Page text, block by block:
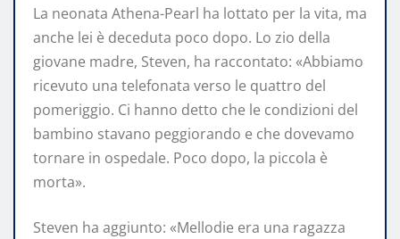
La neonata Athena-Pearl ha lottato per la vita, ma
anche lei è deceduta poco dopo. Lo zio della
giovane madre, Steven, ha raccontato: «Abbiamo
ricevuto una telefonata verso le quattro del
pomeriggio. Ci hanno detto che le condizioni del
bambino stavano peggiorando e che dovevamo
tornare in ospedale. Poco dopo, la piccola è
morta».
Steven ha aggiunto: «Mellodie era una ragazza